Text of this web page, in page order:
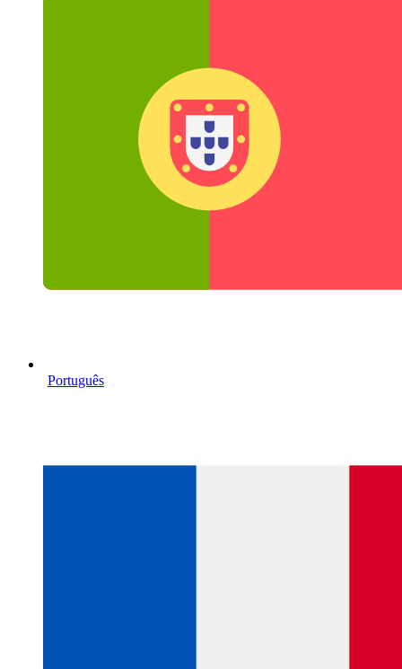
Português